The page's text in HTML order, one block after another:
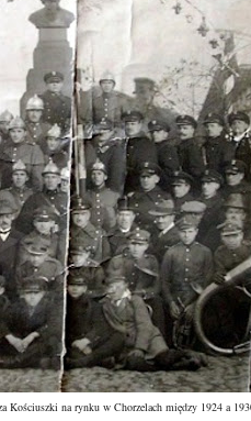
Kościuszki na rynku w Chorzelach między 1924 a